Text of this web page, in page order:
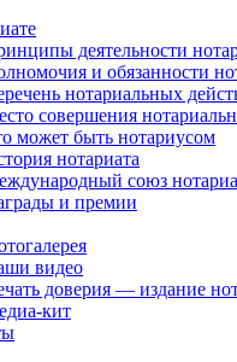
деятельности
и обязанности
нотариальных
совершения
может быть нотариусом
нотариата
союз
и премии
видео
доверия — издание
кит